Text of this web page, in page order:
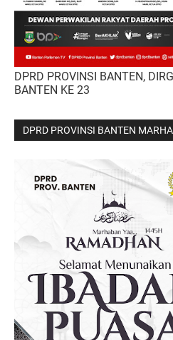
DPRD PROVINSI BANTEN,
BANTEN KE 23
DPRD PROVINSI BANTEN